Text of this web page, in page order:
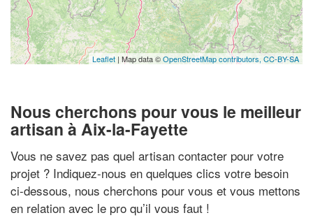
Leaflet | Map data ©OpenStreetMap contributors, CC-BY-SA
Nous cherchons pour vous le meilleur
artisan à Aix-la-Fayette
Vous ne savez pas quel artisan contacter pour votre
projet ? Indiquez-nous en quelques clics votre besoin
ci-dessous, nous cherchons pour vous et vous mettons
en relation avec le pro qu’il vous faut !